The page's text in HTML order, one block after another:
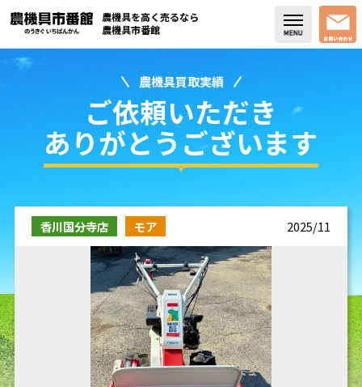
買取実績
コラム・スタッフブログ
取り扱い商品
販売中の農機具
よく頂く質問
お問い合わせ
農機具を高く売るなら
農機具市番館
農機具買取実績
ご依頼いただき
ありがとうございます
香川国分寺店 モア 2025/11